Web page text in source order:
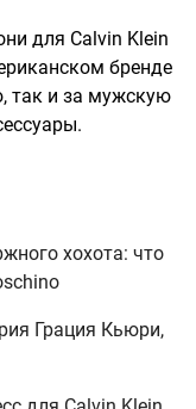
для Calvin Klein
бренде
так и за мужскую
хохота: что
Грация Кьюри,